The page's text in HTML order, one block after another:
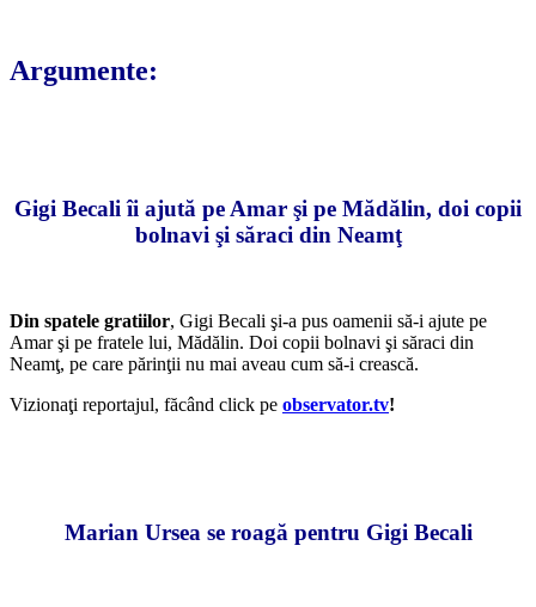
Argumente:
Gigi Becali îi ajută pe Amar şi pe Mădălin, doi copii
bolnavi şi săraci din Neamţ
Din spatele gratiilor, Gigi Becali şi-a pus oamenii să-i ajute pe
Amar şi pe fratele lui, Mădălin. Doi copii bolnavi şi săraci din
Neamţ, pe care părinţii nu mai aveau cum să-i crească.
Vizionaţi reportajul, făcând click pe observator.tv!
Marian Ursea se roagă pentru Gigi Becali